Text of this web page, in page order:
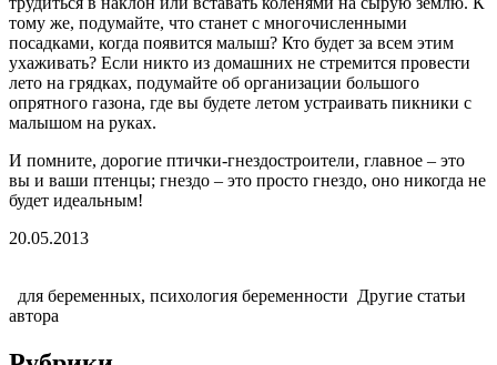
тому же, подумайте, что станет с многочисленными
посадками, когда появится малыш? Кто будет за всем этим
ухаживать? Если никто из домашних не стремится провести
лето на грядках, подумайте об организации большого
опрятного газона, где вы будете летом устраивать пикники с
малышом на руках.
И помните, дорогие птички-гнездостроители, главное – это
вы и ваши птенцы; гнездо – это просто гнездо, оно никогда не
будет идеальным!
20.05.2013
для беременных, психология беременности Другие статьи
автора